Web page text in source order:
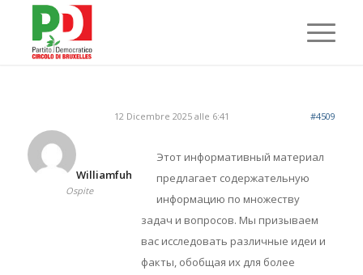
12 Dicembre 2025 alle 6:41 #4509
Williamfuh
Ospite
Этот информативный материал
предлагает содержательную
информацию по множеству
задач и вопросов. Мы призываем
вас исследовать различные идеи и
факты, обобщая их для более